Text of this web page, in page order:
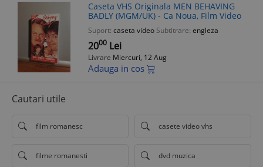
Caseta VHS Originala MEN BEHAVING
BADLY (MGM/UK) - Ca Noua, Film Video
Suport: caseta video Subtitrare: engleza
2000 Lei
Livrare Miercuri, 12 Aug
Adauga in cos
Cautari utile
film romanesc casete video vhs
filme romanesti dvd muzica